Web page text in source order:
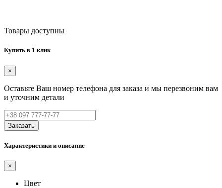
Товары доступны
Купить в 1 клик
×
Оставьте Ваш номер телефона для заказа и мы перезвоним вам
и уточним детали
Заказать
Характеристики и описание
×
Цвет